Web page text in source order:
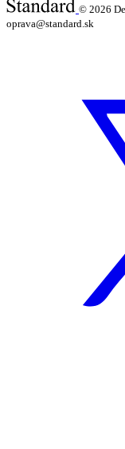
© 2026
oprava@standard.sk